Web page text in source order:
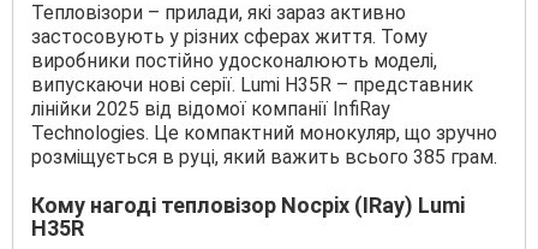
Тепловізори – прилади, які зараз активно
застосовують у різних сферах життя. Тому
виробники постійно удосконалюють моделі,
випускаючи нові серії. Lumi H35R – представник
лінійки 2025 від відомої компанії InfiRay
Technologies. Це компактний монокуляр, що зручно
розміщується в руці, який важить всього 385 грам.
Кому нагоді тепловізор Nocpix (IRay) Lumi
H35R